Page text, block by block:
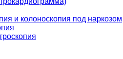
и колоноскопия под наркозом